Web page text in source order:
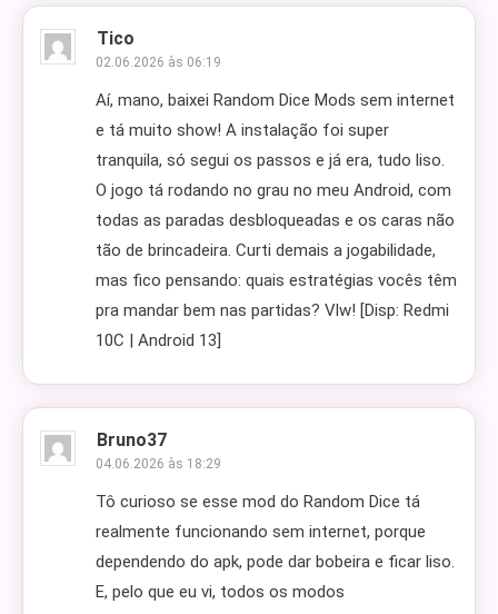
Tico
02.06.2026 às 06:19
Aí, mano, baixei Random Dice Mods sem internet
e tá muito show! A instalação foi super
tranquila, só segui os passos e já era, tudo liso.
O jogo tá rodando no grau no meu Android, com
todas as paradas desbloqueadas e os caras não
tão de brincadeira. Curti demais a jogabilidade,
mas fico pensando: quais estratégias vocês têm
pra mandar bem nas partidas? Vlw! [Disp: Redmi
10C | Android 13]
Bruno37
04.06.2026 às 18:29
Tô curioso se esse mod do Random Dice tá
realmente funcionando sem internet, porque
dependendo do apk, pode dar bobeira e ficar liso.
E, pelo que eu vi, todos os modos